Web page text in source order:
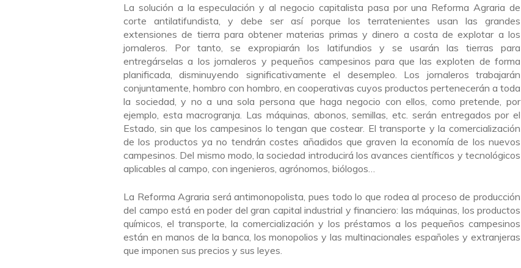
La solución a la especulación y al negocio capitalista pasa por una Reforma Agraria de
corte antilatifundista, y debe ser así porque los terratenientes usan las grandes
extensiones de tierra para obtener materias primas y dinero a costa de explotar a los
jornaleros. Por tanto, se expropiarán los latifundios y se usarán las tierras para
entregárselas a los jornaleros y pequeños campesinos para que las exploten de forma
planificada, disminuyendo significativamente el desempleo. Los jornaleros trabajarán
conjuntamente, hombro con hombro, en cooperativas cuyos productos pertenecerán a toda
la sociedad, y no a una sola persona que haga negocio con ellos, como pretende, por
ejemplo, esta macrogranja. Las máquinas, abonos, semillas, etc. serán entregados por el
Estado, sin que los campesinos lo tengan que costear. El transporte y la comercialización
de los productos ya no tendrán costes añadidos que graven la economía de los nuevos
campesinos. Del mismo modo, la sociedad introducirá los avances científicos y tecnológicos
aplicables al campo, con ingenieros, agrónomos, biólogos…
La Reforma Agraria será antimonopolista, pues todo lo que rodea al proceso de producción
del campo está en poder del gran capital industrial y financiero: las máquinas, los productos
químicos, el transporte, la comercialización y los préstamos a los pequeños campesinos
están en manos de la banca, los monopolios y las multinacionales españoles y extranjeras
que imponen sus precios y sus leyes.